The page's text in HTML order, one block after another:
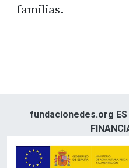
familias.
fundacionedes.org ES